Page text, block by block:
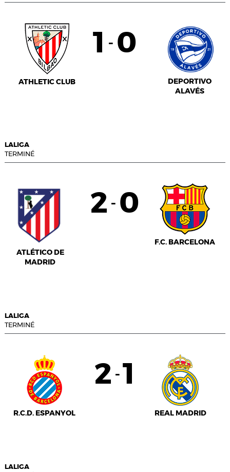
ATHLETIC CLUB
1 - 0
DEPORTIVO
ALAVÉS
LALIGA
TERMINÉ
ATLÉTICO DE
MADRID
2 - 0
F.C. BARCELONA
LALIGA
TERMINÉ
R.C.D. ESPANYOL
2 - 1
REAL MADRID
LALIGA